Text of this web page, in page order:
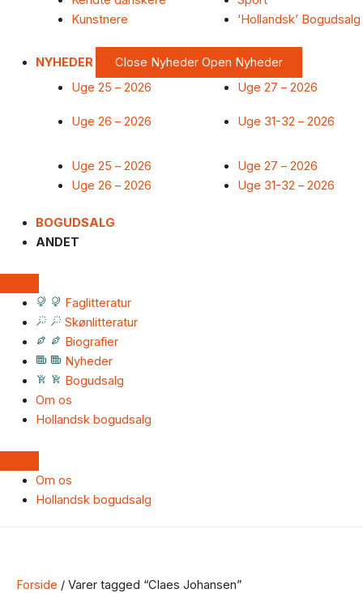
Kunstnere
‘Hollandsk’ Bogudsalg
NYHEDER Close Nyheder Open Nyheder
Uge 25 – 2026
Uge 26 – 2026
Uge 27 – 2026
Uge 31-32 – 2026
Uge 25 – 2026
Uge 26 – 2026
Uge 27 – 2026
Uge 31-32 – 2026
BOGUDSALG
ANDET
Faglitteratur
Skønlitteratur
Biografier
Nyheder
Bogudsalg
Om os
Hollandsk bogudsalg
Om os
Hollandsk bogudsalg
Forside / Varer tagged “Claes Johansen”